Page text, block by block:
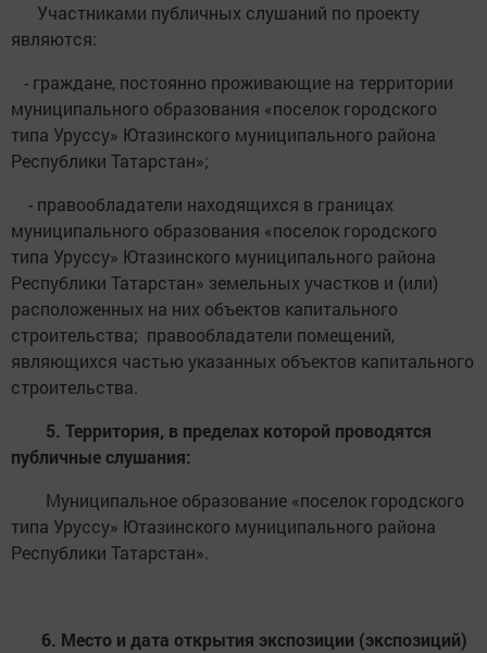
Участниками публичных слушаний по проекту
являются:
- граждане, постоянно проживающие на территории
муниципального образования «поселок городского
типа Уруссу» Ютазинского муниципального района
Республики Татарстан»;
- правообладатели находящихся в границах
муниципального образования «поселок городского
типа Уруссу» Ютазинского муниципального района
Республики Татарстан» земельных участков и (или)
расположенных на них объектов капитального
строительства; правообладатели помещений,
являющихся частью указанных объектов капитального
строительства.
5. Территория, в пределах которой проводятся
публичные слушания:
Муниципальное образование «поселок городского
типа Уруссу» Ютазинского муниципального района
Республики Татарстан».
6. Место и дата открытия экспозиции (экспозиций)